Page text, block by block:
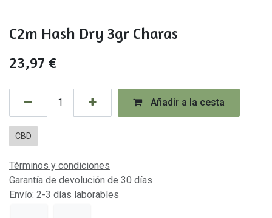
C2m Hash Dry 3gr Charas
23,97 €
Añadir a la cesta
CBD
Términos y condiciones
Garantía de devolución de 30 días
Envío: 2-3 días laborables